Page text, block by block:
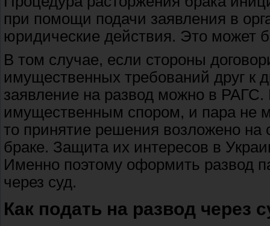
при помощи подачи заявления в
юридические действия. Это может
В том случае, если стороны
имущественных требований друг к
заявление на развод можно в
имущественным спором, и пара не
то принятие решения возложено на
браке. Защита их интересов в
Именно поэтому оформить развод
через суд.
Как подать на развод через